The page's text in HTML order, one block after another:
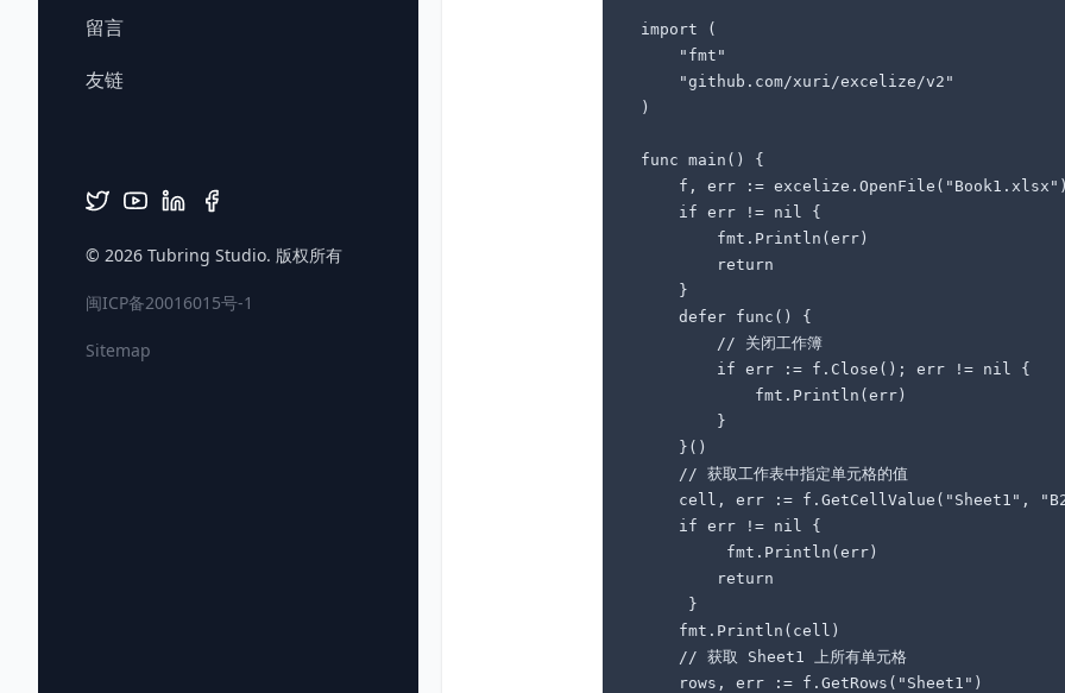
留言
友链
© 2026 Tubring Studio. 版权所有
闽ICP备20016015号-1
Sitemap
import (
    "fmt"
    "github.com/xuri/excelize/v2"
)
func main() {
    f, err := excelize.OpenFile("Book1.xlsx")
    if err != nil {
        fmt.Println(err)
        return
    }
    defer func() {
        // 关闭工作簿
        if err := f.Close(); err != nil {
            fmt.Println(err)
        }
    }()
    // 获取工作表中指定单元格的值
cell, err := f.GetCellValue("Sheet1",
    if err != nil {
         fmt.Println(err)
        return
     }
    fmt.Println(cell)
    // 获取 Sheet1 上所有单元格
    rows, err := f.GetRows("Sheet1")